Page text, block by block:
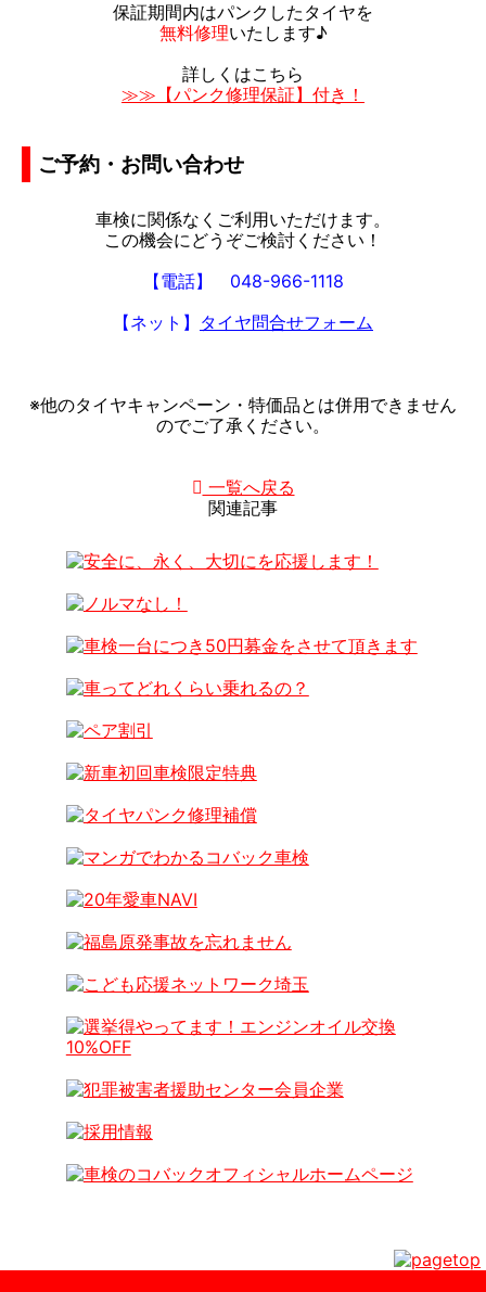
保証期間内はパンクしたタイヤを
無料修理いたします♪
詳しくはこちら
≫≫【パンク修理保証】付き！
ご予約・お問い合わせ
車検に関係なくご利用いただけます。
この機会にどうぞご検討ください！
【電話】
048-966-1118
【ネット】 タイヤ問合せフォーム
※他のタイヤキャンペーン・特価品とは併用できません
のでご了承ください。
一覧へ戻る
関連記事